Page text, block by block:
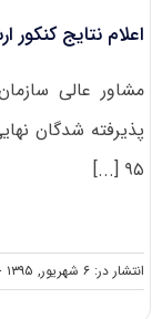
اعلام نتایج کنکور ارشد ۹۵ در روز دوشنبه ۸
مشاور عالی
پذیرفته شدگان
۹۵ [...]
انتشار در: ۶ شهریور, ۱۳۹۵